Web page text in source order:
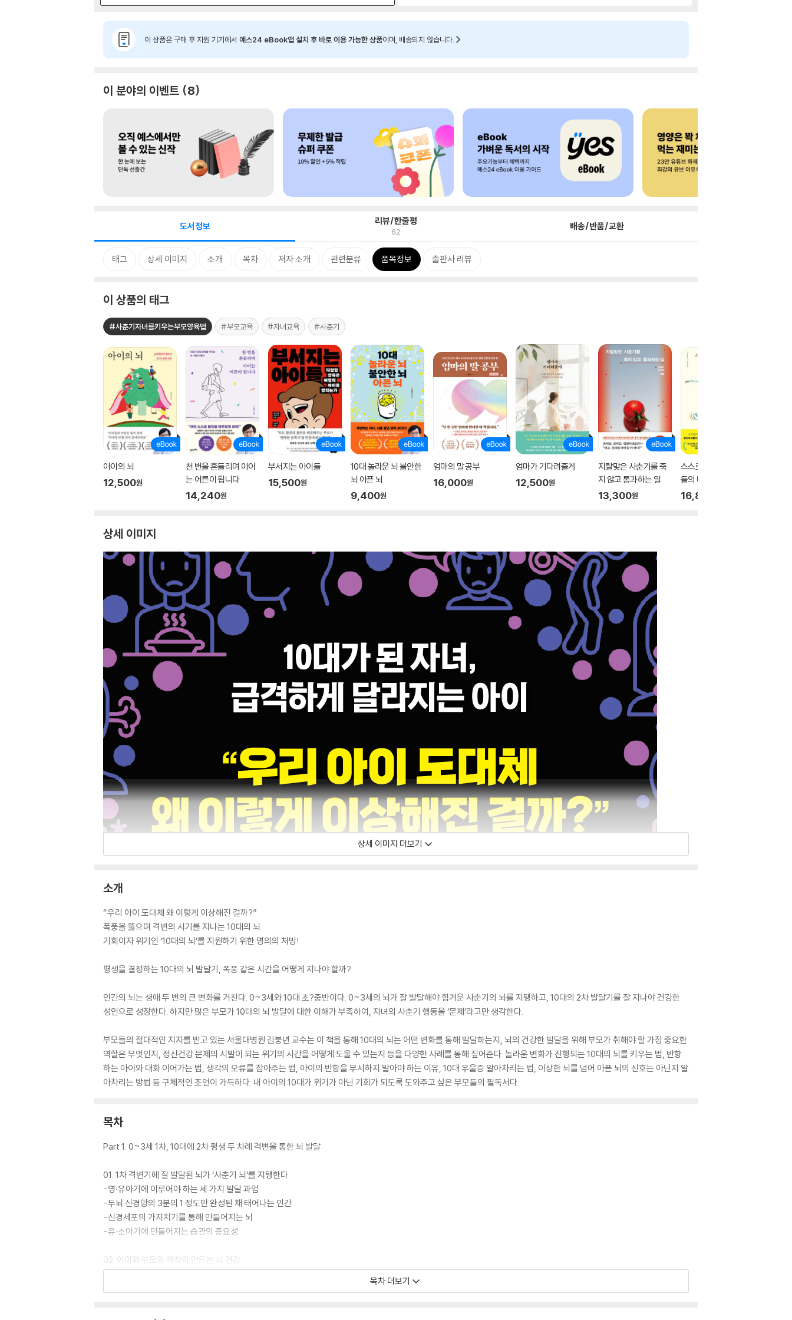
이 상품은 구매 후 지원 기기에서 예스24 eBook앱 설치 후 바로 이용 가능한 상품이며, 배송되지 않습니다.
이 분야의 이벤트 8
도서정보 리뷰/한줄평
62 배송/반품/교환
태그 상세 이미지 소개 목차 저자 소개 관련분류 품목정보 출판사 리뷰
이 상품의 태그
#사춘기자녀를키우는부모양육법 #부모교육 #자녀교육 #사춘기
아이의 뇌
12,500원
천 번을 흔들리며 아이
는 어른이 됩니다
14,240원
부서지는 아이들
15,500원
10대 놀라운 뇌 불안한
뇌 아픈 뇌
9,400원
엄마의 말 공부
16,000원
엄마가 기다려줄게
12,500원
지랄맞은 사춘기를 죽
지 않고 통과하는 일
13,300원
스스로 중심 잡는 아이
들의 비밀, 자기결정력
16,830
상세 이미지
상세 이미지 더보기
소개
“우리 아이 도대체 왜 이렇게 이상해진 걸까?”
폭풍을 뚫으며 격변의 시기를 지나는 10대의 뇌
기회이자 위기인 ‘10대의 뇌’를 지원하기 위한 명의의 처방!
평생을 결정하는 10대의 뇌 발달기, 폭풍 같은 시간을 어떻게 지나야 할까?
인간의 뇌는 생애 두 번의 큰 변화를 거친다. 0~3세와 10대 초?중반이다. 0~3세의 뇌가 잘 발달해야 힘겨운 사춘기의 뇌를 지탱하고, 10대의 2차 발달기를 잘 지나야 건강한
성인으로 성장한다. 하지만 많은 부모가 10대의 뇌 발달에 대한 이해가 부족하여, 자녀의 사춘기 행동을 ‘문제’라고만 생각한다.
부모들의 절대적인 지지를 받고 있는 서울대병원 김붕년 교수는 이 책을 통해 10대의 뇌는 어떤 변화를 통해 발달하는지, 뇌의 건강한 발달을 위해 부모가 취해야 할 가장 중요한
역할은 무엇인지, 정신건강 문제의 시발이 되는 위기의 시간을 어떻게 도울 수 있는지 등을 다양한 사례를 통해 짚어준다. 놀라운 변화가 진행되는 10대의 뇌를 키우는 법, 반항
하는 아이와 대화 이어가는 법, 생각의 오류를 잡아주는 법, 아이의 반항을 무시하지 말아야 하는 이유, 10대 우울증 알아차리는 법, 이상한 뇌를 넘어 아픈 뇌의 신호는 아닌지 알
아차리는 방법 등 구체적인 조언이 가득하다. 내 아이의 10대가 위기가 아닌 기회가 되도록 도와주고 싶은 부모들의 필독서다.
목차
Part 1. 0~3세 1차, 10대에 2차 평생 두 차례 격변을 통한 뇌 발달
01. 1차 격변기에 잘 발달된 뇌가 ‘사춘기 뇌’를 지탱한다
-영·유아기에 이루어야 하는 세 가지 발달 과업
-두뇌 신경망의 3분의 1 정도만 완성된 채 태어나는 인간
-신경세포의 가지치기를 통해 만들어지는 뇌
-유·소아기에 만들어지는 습관의 중요성
02. 아이와 부모의 애착이 만드는 뇌 건강
-스킨십으로 만들어지는 행복 호르몬 옥시토신
목차 더보기